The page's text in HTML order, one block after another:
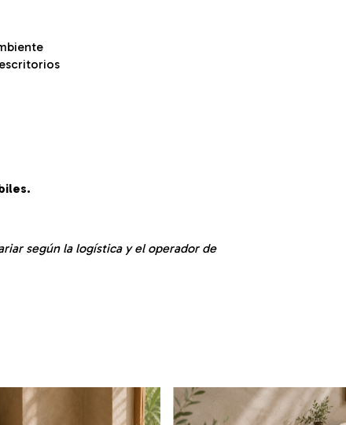
según la logística y el operador de